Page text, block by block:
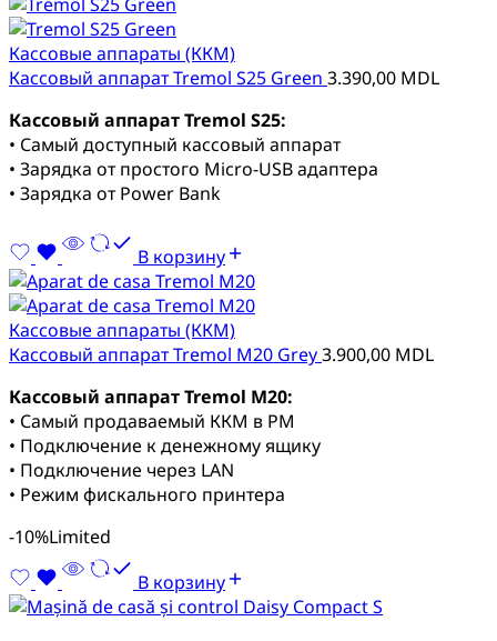
Кассовые аппараты (ККМ)
Кассовый аппарат Tremol S25 Green 3.390,00 MDL
Кассовый аппарат Tremol S25:
• Самый доступный кассовый аппарат
• Зарядка от простого Micro-USB адаптера
• Зарядка от Power Bank
В корзину
Кассовые аппараты (ККМ)
Кассовый аппарат Tremol M20 Grey3.900,00 MDL
Кассовый аппарат Tremol M20:
• Самый продаваемый ККМ в РМ
• Подключение к денежному ящику
• Подключение через LAN
• Режим фискального принтера
-10%Limited
В корзину